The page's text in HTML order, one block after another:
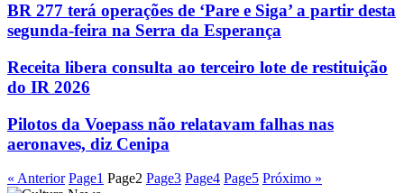
BR 277 terá operações de ‘Pare e Siga’ a partir desta
segunda-feira na Serra da Esperança
Receita libera consulta ao terceiro lote de restituição
do IR 2026
Pilotos da Voepass não relatavam falhas nas
aeronaves, diz Cenipa
« Anterior Page1 Page2 Page3 Page4 Page5 Próximo »